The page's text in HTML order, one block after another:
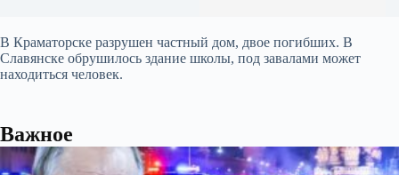
В Краматорске разрушен частный дом, двое погибших. В
Славянске обрушилось здание школы, под завалами может
находиться человек.
Важное